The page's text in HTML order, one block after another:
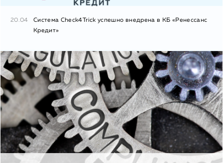
20.04
Система Check4Trick успешно внедрена в КБ «Ренессанс
Кредит»